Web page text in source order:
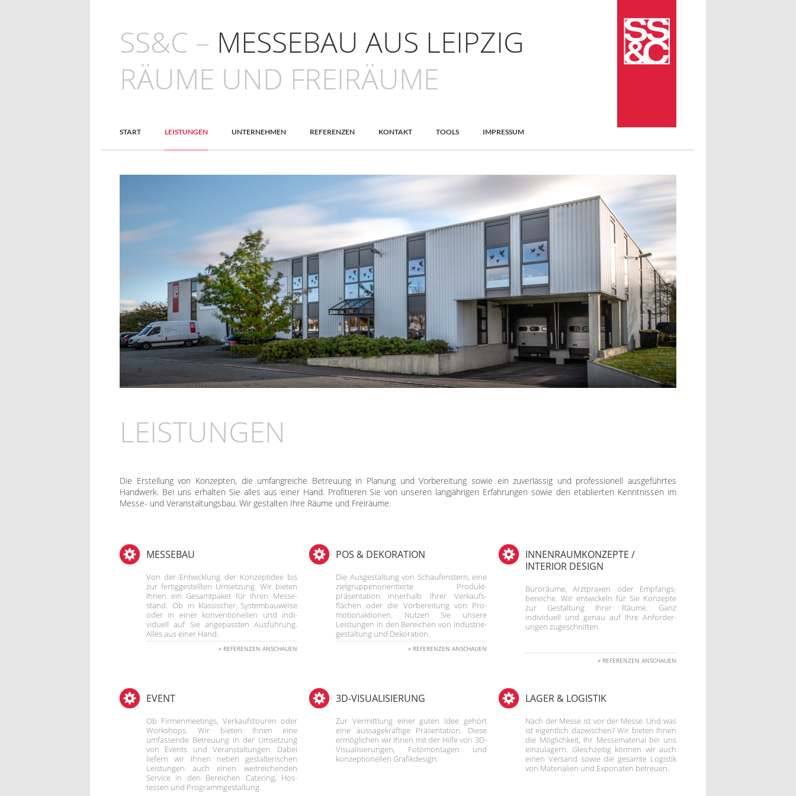
SS&C – MESSEBAU AUS LEIPZIG
RÄUME UND FREIRÄUME
START LEISTUNGEN UNTERNEHMEN REFERENZEN KONTAKT TOOLS IMPRESSUM
LEISTUNGEN
Die Erstellung von Konzepten, die umfangreiche Betreuung in Planung und Vorbereitung sowie ein zuverlässig und professionell ausgeführtes
Handwerk. Bei uns erhalten Sie alles aus einer Hand. Profitieren Sie von unseren langjährigen Erfahrungen sowie den etablierten Kenntnissen im
Messe- und Veranstaltungsbau. Wir gestalten Ihre Räume und Freiräume.
MESSEBAU
Von der Entwicklung der Konzeptidee bis
zur fertiggestellten Umsetzung. Wir bieten
Ihnen ein Gesamtpaket für Ihren Messe-
stand. Ob in klassischer Systembauweise
oder in einer konventionellen und indi-
viduell auf Sie angepassten Ausführung.
Alles aus einer Hand.
» REFERENZEN ANSCHAUEN
POS & DEKORATION
Die Ausgestaltung von Schaufenstern, eine
zielgruppenorientierte Produkt-
präsentation innerhalb Ihrer Verkaufs-
flächen oder die Vorbereitung von Pro-
motionaktionen. Nutzen Sie unsere
Leistungen in den Bereichen von Industrie-
gestaltung und Dekoration.
» REFERENZEN ANSCHAUEN
INNENRAUMKONZEPTE /
INTERIOR DESIGN
Büroräume, Arztpraxen oder Empfangs-
bereiche. Wir entwickeln für Sie Konzepte
zur Gestaltung Ihrer Räume. Ganz
individuell und genau auf Ihre Anforder-
ungen zugeschnitten.
» REFERENZEN ANSCHAUEN
EVENT
Ob Firmenmeetings, Verkaufstouren oder
Workshops. Wir bieten Ihnen eine
umfassende Betreuung in der Umsetzung
von Events und Veranstaltungen. Dabei
liefern wir Ihnen neben gestalterischen
Leistungen auch einen weitreichenden
Service in den Bereichen Catering, Hos-
tessen und Programmgestaltung.
3D-VISUALISIERUNG
Zur Vermittlung einer guten Idee gehört
eine aussagekräftige Präsentation. Diese
ermöglichen wir Ihnen mit der Hilfe von 3D-
Visualisierungen, Fotomontagen und
konzeptionellen Grafikdesign.
LAGER & LOGISTIK
Nach der Messe ist vor der Messe. Und was
ist eigentlich dazwischen? Wir bieten Ihnen
die Möglichkeit, Ihr Messematerial bei uns
einzulagern. Gleichzeitig können wir auch
einen Versand sowie die gesamte Logistik
von Materialien und Exponaten betreuen.